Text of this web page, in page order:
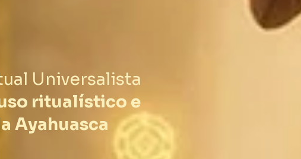
Universalista
ritualístico e
Ayahuasca